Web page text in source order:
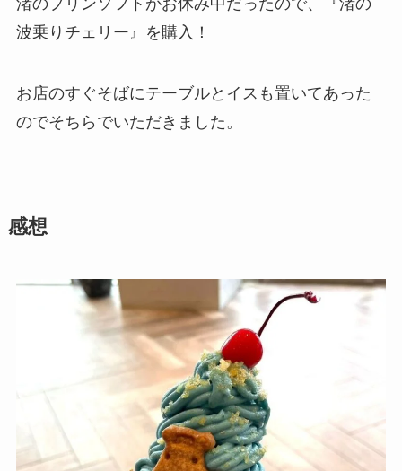
波乗りチェリー』を購入！
お店のすぐそばにテーブルとイスも置いてあった
のでそちらでいただきました。
感想